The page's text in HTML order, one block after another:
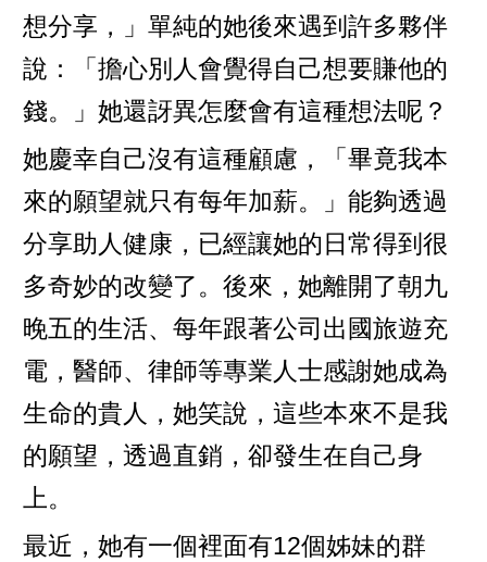
想分享，」單純的她後來遇到許多夥伴
說：「擔心別人會覺得自己想要賺他的
錢。」她還訝異怎麼會有這種想法呢？
她慶幸自己沒有這種顧慮，「畢竟我本
來的願望就只有每年加薪。」能夠透過
分享助人健康，已經讓她的日常得到很
多奇妙的改變了。後來，她離開了朝九
晚五的生活、每年跟著公司出國旅遊充
電，醫師、律師等專業人士感謝她成為
生命的貴人，她笑說，這些本來不是我
的願望，透過直銷，卻發生在自己身
上。
最近，她有一個裡面有12個姊妹的群